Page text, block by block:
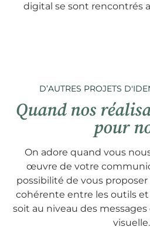
digital se sont rencontrés
D’AUTRES PROJETS
Quand nos
pour
On adore quand vous
œuvre de votre
possibilité de vous
cohérente entre les outils
soit au niveau des
visuelle.